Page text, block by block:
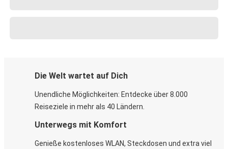
Die Welt wartet auf Dich
Unendliche Möglichkeiten: Entdecke über 8.000
Reiseziele in mehr als 40 Ländern.
Unterwegs mit Komfort
Genieße kostenloses WLAN, Steckdosen und extra viel